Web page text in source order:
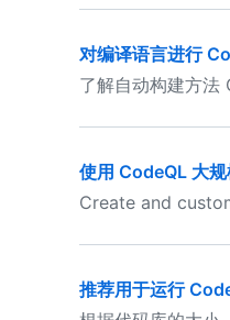
对编译语言进行
了解自动构建方法
使用 CodeQL 大
Create and
推荐用于运行